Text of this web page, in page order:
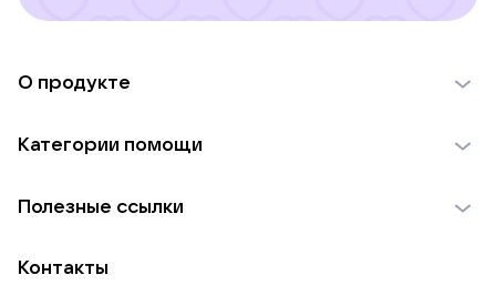
О продукте
Использование материалов
Для НКО
Категории помощи
Пожилым
Полезные ссылки
Контакты